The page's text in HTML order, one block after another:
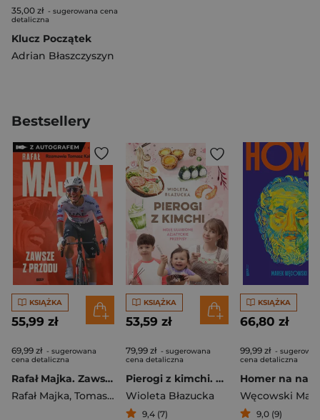
35,00 zł - sugerowana cena
detaliczna
Klucz Początek
Adrian Błaszczyszyn
Bestsellery
KSIĄŻKA
55,99 zł
69,99 zł - sugerowana
cena detaliczna
Rafał Majka. Zawsze z przodu. Rozmawia Tomasz Kalemba - książka z autografem
Rafał Majka, Tomasz Kalemba
KSIĄŻKA
53,59 zł
79,99 zł - sugerowana
cena detaliczna
Pierogi z kimchi. Moje ulubione azjatyckie przepisy
Wioleta Błazucka
9,4 (7)
KSIĄŻKA
66,80 zł
99,99 zł -
cena detaliczna
Węcowski
9,0 (9)